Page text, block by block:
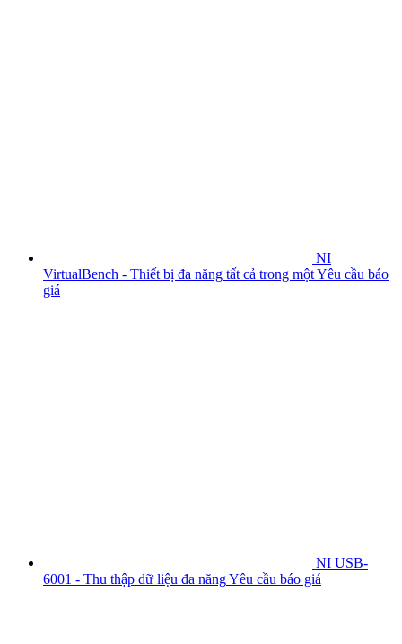
NI
VirtualBench - Thiết bị đa năng tất cả trong mộtYêu cầu báo
giá
NI USB-
6001 - Thu thập dữ liệu đa năngYêu cầu báo giá